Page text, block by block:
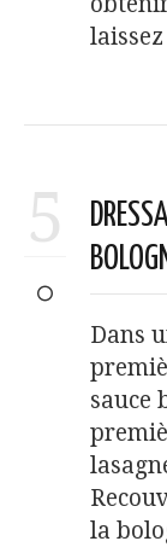
5
Dans
sauce
la